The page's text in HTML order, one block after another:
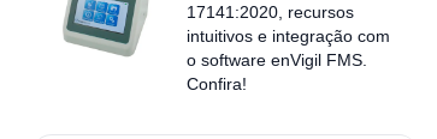
17141:2020, recursos
intuitivos e integração com
o software enVigil FMS.
Confira!